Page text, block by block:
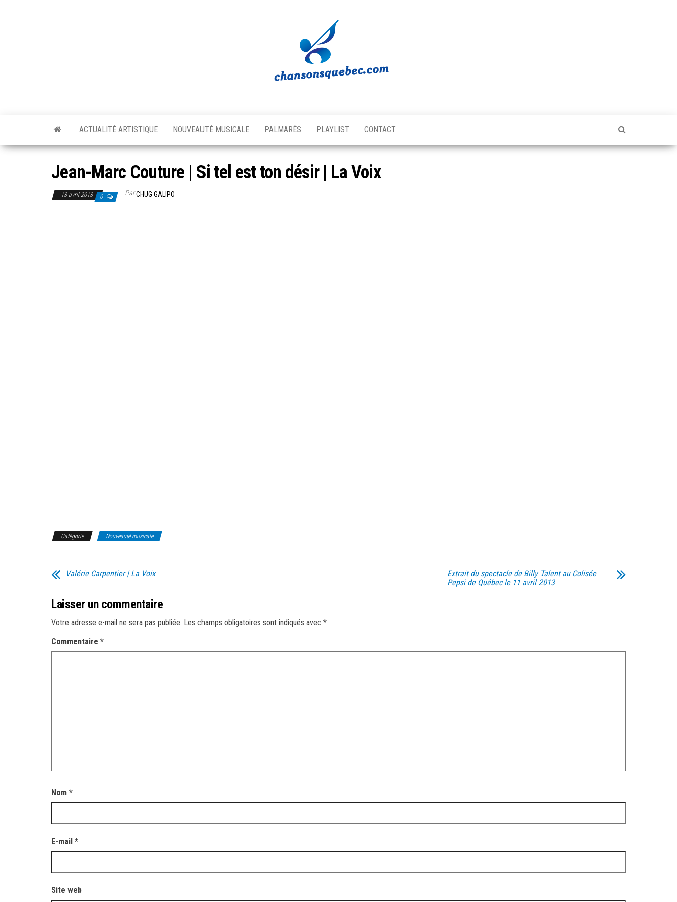
Québec
musicale
québécoise!
ACTUALITÉ ARTISTIQUE NOUVEAUTÉ MUSICALE PALMARÈS PLAYLIST CONTACT
Jean-Marc Couture | Si tel est ton désir | La Voix
13 avril 2013 0 ParCHUG GALIPO
Catégorie Nouveauté musicale
Valérie Carpentier | La Voix
Extrait du spectacle de Billy Talent au Colisée
Pepsi de Québec le 11 avril 2013
Laisser un commentaire
Votre adresse e-mail ne sera pas publiée. Les champs obligatoires sont indiqués avec *
Commentaire *
Nom *
E-mail *
Site web